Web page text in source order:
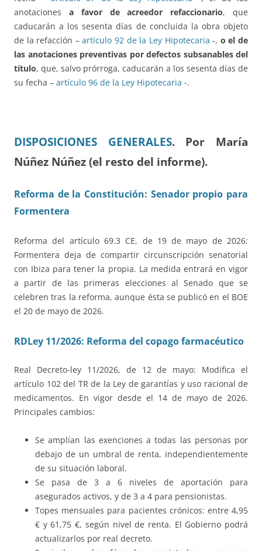
anotaciones a favor de acreedor refaccionario, que
caducarán a los sesenta días de concluida la obra objeto
de la refacción –artículo 92 de la Ley Hipotecaria -, o el de
las anotaciones preventivas por defectos subsanables del
título, que, salvo prórroga, caducarán a los sesenta días de
su fecha – artículo 96 de la Ley Hipotecaria -.
DISPOSICIONES GENERALES. Por María
Núñez Núñez (el resto del informe).
Reforma de la Constitución: Senador propio para
Formentera
Reforma del artículo 69.3 CE, de 19 de mayo de 2026:
Formentera deja de compartir circunscripción senatorial
con Ibiza para tener la propia. La medida entrará en vigor
a partir de las primeras elecciones al Senado que se
celebren tras la reforma, aunque ésta se publicó en el BOE
el 20 de mayo de 2026.
RDLey 11/2026: Reforma del copago farmacéutico
Real Decreto-ley 11/2026, de 12 de mayo: Modifica el
artículo 102 del TR de la Ley de garantías y uso racional de
medicamentos. En vigor desde el 14 de mayo de 2026.
Principales cambios:
Se amplían las exenciones a todas las personas por
debajo de un umbral de renta, independientemente
de su situación laboral.
Se pasa de 3 a 6 niveles de aportación para
asegurados activos, y de 3 a 4 para pensionistas.
Topes mensuales para pacientes crónicos: entre 4,95
€ y 61,75 €, según nivel de renta. El Gobierno podrá
actualizarlos por real decreto.